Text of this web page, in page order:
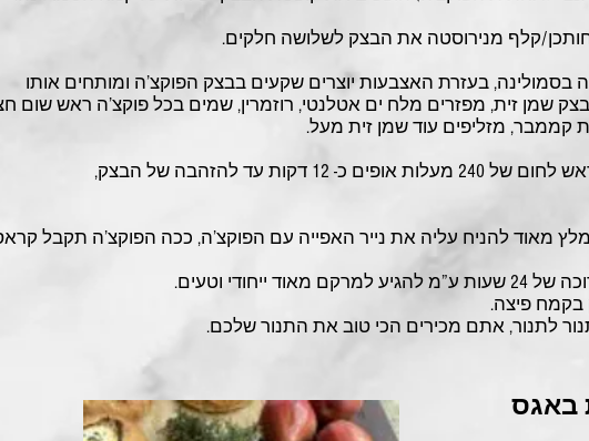
קלף מנירוסטה את הבצק לשלושה חלקים.
בסמולינה, בעזרת האצבעות יוצרים שקעים בבצק הפוקצ’ה ומותחים אותו
שמן זית, מפזרים מלח ים אטלנטי, רוזמרין, שמים בכל פוקצ’ה ראש שום
קממבר, מזליפים עוד שמן זית מעל.
כ- 12 דקות עד להזהבה של הבצק,
מאוד להניח עליה את נייר האפייה עם הפוקצ’ה, ככה הפוקצ’ה תקבל
ייחודי וטעים.
פיצה.
לתנור, אתם מכירים הכי טוב את התנור שלכם.
באגס